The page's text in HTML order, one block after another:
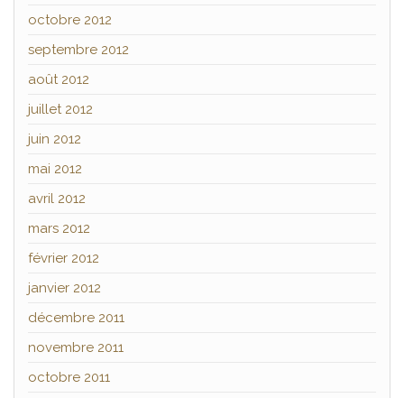
octobre 2012
septembre 2012
août 2012
juillet 2012
juin 2012
mai 2012
avril 2012
mars 2012
février 2012
janvier 2012
décembre 2011
novembre 2011
octobre 2011